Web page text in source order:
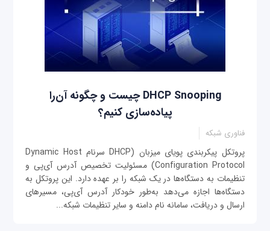
DHCP Snooping چیست و چگونه آن‌را
پیاده‌سازی کنیم؟
فناوری شبکه
پروتکل پیکربندی پویای میزبان (DHCP سرنام Dynamic Host
Configuration Protocol) مسئولیت تخصیص آدرس آی‌پی و
تنظیمات به دستگاه‌ها در یک شبکه را بر عهده دارد. این پروتکل به
دستگاه‌ها اجازه می‌دهد به‌طور خودکار آدرس آی‌پی، مسیرهای
ارسال و دریافت، سامانه نام دامنه و سایر تنظیمات شبکه...